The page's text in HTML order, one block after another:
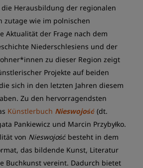
Herausbildung der regionalen
zutage wie im polnischen
Aktualität der Frage nach dem
Niederschlesiens und der
zu dieser Region zeigt
Projekte auf beiden
sich in den letzten Jahren diesem
Zu den hervorragendsten
Künstlerbuch Nieswojość (dt.
Pankiewicz und Marcin Przybyłko.
von Nieswojość besteht in dem
das bildende Kunst, Literatur
Buchkunst vereint. Dadurch bietet